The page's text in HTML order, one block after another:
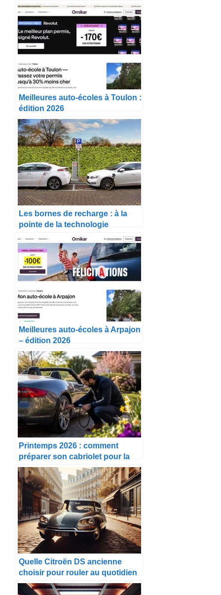
Meilleures auto-écoles à Toulon :
édition 2026
Les bornes de recharge : à la
pointe de la technologie
Meilleures auto-écoles à Arpajon
– édition 2026
Printemps 2026 : comment
préparer son cabriolet pour la
belle saison
Quelle Citroën DS ancienne
choisir pour rouler au quotidien
?